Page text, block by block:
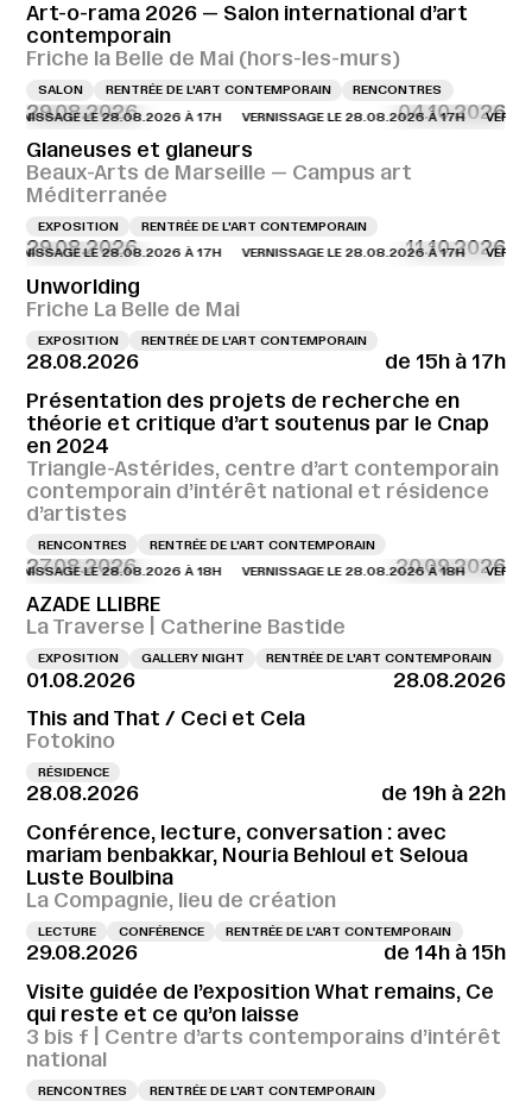
Art-o-rama 2026 — Salon international d’art
contemporain
Friche la Belle de Mai (hors-les-murs)
SALON RENTRÉE DE L'ART CONTEMPORAIN RENCONTRES
29.08.2026 04.10.2026
LE 28.08.2026 À 17H VERNISSAGE LE 28.08.2026 À 17H
Glaneuses et glaneurs
Beaux-Arts de Marseille — Campus art
Méditerranée
EXPOSITION RENTRÉE DE L'ART CONTEMPORAIN
29.08.2026 11.10.2026
LE 28.08.2026 À 17H VERNISSAGE LE 28.08.2026 À 17H
Unworlding
Friche La Belle de Mai
EXPOSITION RENTRÉE DE L'ART CONTEMPORAIN
28.08.2026
de 15h à 17h
Présentation des projets de recherche en
théorie et critique d’art soutenus par le Cnap
en 2024
Triangle-Astérides, centre d’art contemporain
contemporain d’intérêt national et résidence
d’artistes
RENCONTRES RENTRÉE DE L'ART CONTEMPORAIN
27.08.2026 20.09.2026
LE 28.08.2026 À 18H VERNISSAGE LE 28.08.2026 À 18H
AZADE LLIBRE
La Traverse | Catherine Bastide
EXPOSITION GALLERY NIGHT RENTRÉE DE L'ART CONTEMPORAIN
01.08.2026
28.08.2026
This and That / Ceci et Cela
Fotokino
RÉSIDENCE
28.08.2026
de 19h à 22h
Conférence, lecture, conversation : avec
mariam benbakkar, Nouria Behloul et Seloua
Luste Boulbina
La Compagnie, lieu de création
LECTURE CONFÉRENCE RENTRÉE DE L'ART CONTEMPORAIN
29.08.2026
de 14h à 15h
Visite guidée de l’exposition What remains, Ce
qui reste et ce qu’on laisse
3 bis f | Centre d’arts contemporains d’intérêt
national
RENCONTRES RENTRÉE DE L'ART CONTEMPORAIN